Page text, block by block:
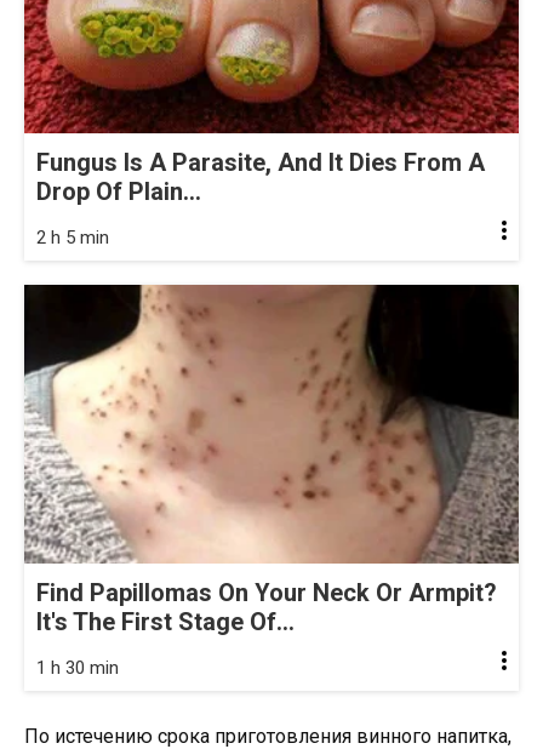
Fungus Is A Parasite, And It Dies From A
Drop Of Plain...
2 h 5 min
Find Papillomas On Your Neck Or Armpit?
It's The First Stage Of...
1 h 30 min
По истечению срока приготовления винного напитка,